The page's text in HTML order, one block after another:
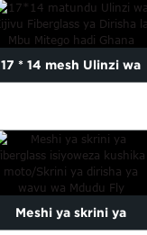
17 * 14 mesh Ulinzi wa
...
Meshi ya skrini ya